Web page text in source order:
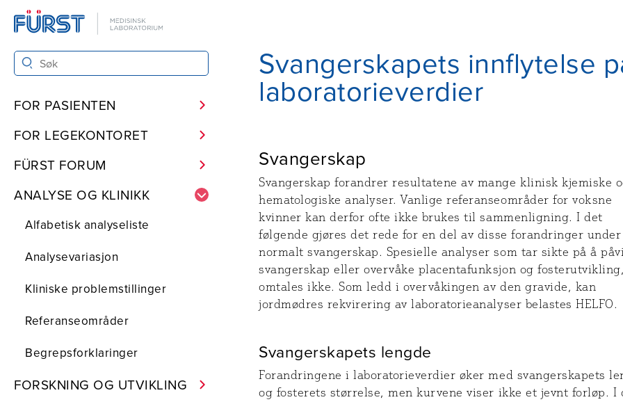
FOR PASIENTEN
FOR LEGEKONTORET
FÜRST FORUM
ANALYSE OG KLINIKK
Alfabetisk analyseliste
Analysevariasjon
Kliniske problemstillinger
Referanseområder
Begrepsforklaringer
FORSKNING OG UTVIKLING
Svangerskapets innflytelse
laboratorieverdier
Svangerskap
Svangerskap forandrer resultatene av mange klinisk kjemiske
hematologiske analyser. Vanlige referanseområder for voksne
kvinner kan derfor ofte ikke brukes til sammenligning. I det
følgende gjøres det rede for en del av disse forandringer
normalt svangerskap. Spesielle analyser som tar sikte på å
svangerskap eller overvåke placentafunksjon og fosterutvikling,
omtales ikke. Som ledd i overvåkingen av den gravide, kan
jordmødres rekvirering av laboratorieanalyser belastes HELFO.
Svangerskapets lengde
Forandringene i laboratorieverdier øker med svangerskapets
og fosterets størrelse, men kurvene viser ikke et jevnt forløp. I